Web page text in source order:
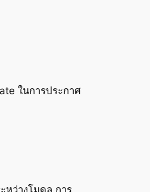
ในการประกาศ
หว่างโมดูล การ